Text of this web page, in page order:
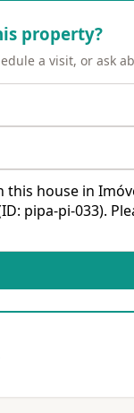
property?
a visit, or ask